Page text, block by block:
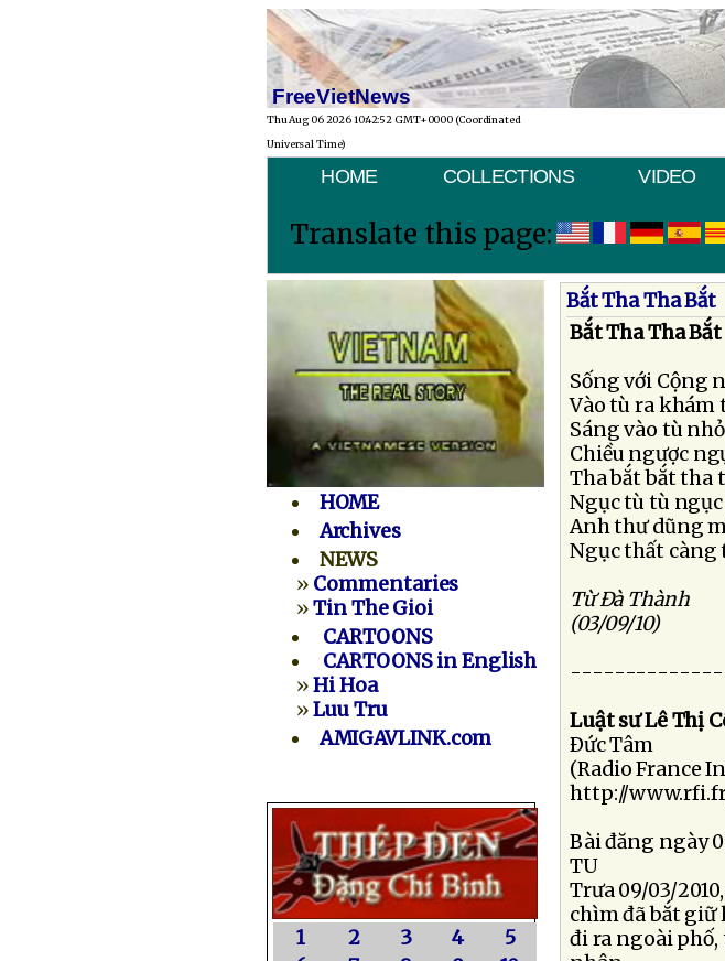
FreeVietNews
Thu Aug 06 2026 10:42:52 GMT+0000 (Coordinated
Universal Time)
HOME COLLECTIONS VIDEO
Translate this page:
HOME
Archives
NEWS
» Commentaries
»Tin The Gioi
CARTOONS
CARTOONS in English
»Hi Hoa
»Luu Tru
AMIGAVLINK.com
1 2 3 4
5
Bắt Tha Tha Bắt
Bắt Tha Tha Bắt
Sống với Cộng
Vào tù ra khám
Sáng vào tù
Chiều ngược
Tha bắt bắt tha
Ngục tù tù
Anh thư dũng
Ngục thất
Từ Ðà Thành
(03/09/10)
Luật sư Lê Thị
Ðức Tâm
(Radio France
http://
Bài đăng ngày
TU
Trưa 09/03/
chìm đã bắt giữ
đi ra ngoài phố,